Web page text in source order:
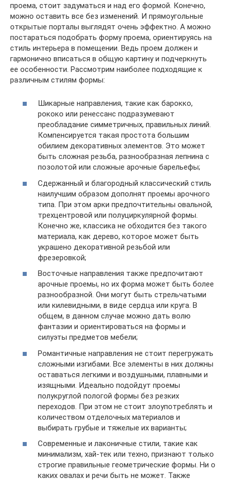
проема, стоит задуматься и над его формой. Конечно,
можно оставить все без изменений. И прямоугольные
открытые порталы выглядят очень эффектно. А можно
постараться подобрать форму проема, ориентируясь на
стиль интерьера в помещении. Ведь проем должен и
гармонично вписаться в общую картину и подчеркнуть
ее особенности. Рассмотрим наиболее подходящие к
различным стилям формы:
Шикарные направления, такие как барокко,
рококо или ренессанс подразумевают
преобладание симметричных, правильных линий.
Компенсируется такая простота большим
обилием декоративных элементов. Это может
быть сложная резьба, разнообразная лепнина с
позолотой или сложные арочные барельефы;
Сдержанный и благородный классический стиль
наилучшим образом дополнят проемы арочного
типа. При этом арки предпочтительны овальной,
трехцентровой или полуциркулярной формы.
Конечно же, классика не обходится без такого
материала, как дерево, которое может быть
украшено декоративной резьбой или
фрезеровкой;
Восточные направления также предпочитают
арочные проемы, но их форма может быть более
разнообразной. Они могут быть стрельчатыми
или килевидными, в виде сердца или круга. В
общем, в данном случае можно дать волю
фантазии и ориентироваться на формы и
силуэты предметов мебели;
Романтичные направления не стоит перегружать
сложными изгибами. Все элементы в них должны
оставаться легкими и воздушными, плавными и
изящными. Идеально подойдут проемы
полукруглой пологой формы без резких
переходов. При этом не стоит злоупотреблять и
количеством отделочных материалов и
выбирать грубые и тяжелые их варианты;
Современные и лаконичные стили, такие как
минимализм, хай-тек или техно, признают только
строгие правильные геометрические формы. Ни о
каких овалах и речи быть не может. Также